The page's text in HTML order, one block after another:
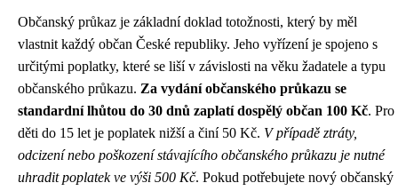
Občanský průkaz je základní doklad totožnosti, který by měl
vlastnit každý občan České republiky. Jeho vyřízení je spojeno s
určitými poplatky, které se liší v závislosti na věku žadatele a typu
občanského průkazu. Za vydání občanského průkazu se
standardní lhůtou do 30 dnů zaplatí dospělý občan 100 Kč. Pro
děti do 15 let je poplatek nižší a činí 50 Kč. V případě ztráty,
odcizení nebo poškození stávajícího občanského průkazu je nutné
uhradit poplatek ve výši 500 Kč. Pokud potřebujete nový občanský